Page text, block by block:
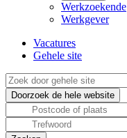
Werkzoekende
Werkgever
Vacatures
Gehele site